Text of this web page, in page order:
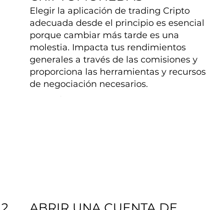
Elegir la aplicación de trading Cripto
adecuada desde el principio es esencial
porque cambiar más tarde es una
molestia. Impacta tus rendimientos
generales a través de las comisiones y
proporciona las herramientas y recursos
de negociación necesarios.